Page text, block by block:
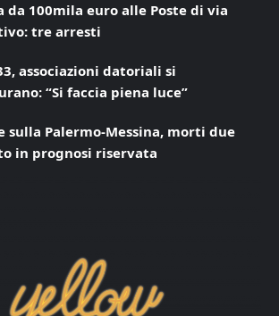
da 100mila euro alle Poste di via
tre arresti
associazioni datoriali si
“Si faccia piena luce”
sulla Palermo-Messina, morti due
in prognosi riservata